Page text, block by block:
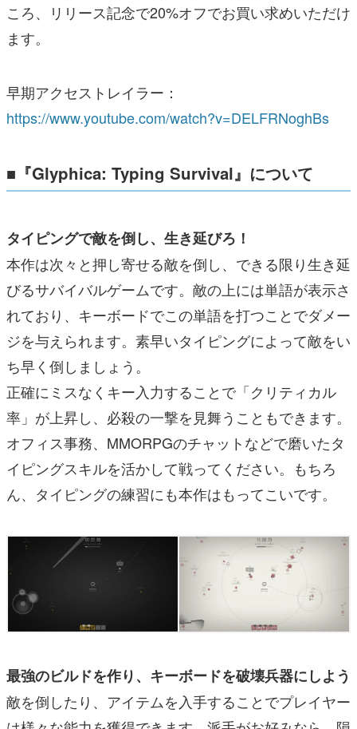
ころ、リリース記念で20%オフでお買い求めいただけ
ます。
早期アクセストレイラー：
https://www.youtube.com/watch?v=DELFRNoghBs
■『Glyphica: Typing Survival』について
タイピングで敵を倒し、生き延びろ！
本作は次々と押し寄せる敵を倒し、できる限り生き延
びるサバイバルゲームです。敵の上には単語が表示さ
れており、キーボードでこの単語を打つことでダメー
ジを与えられます。素早いタイピングによって敵をい
ち早く倒しましょう。
正確にミスなくキー入力することで「クリティカル
率」が上昇し、必殺の一撃を見舞うこともできます。
オフィス事務、MMORPGのチャットなどで磨いたタ
イピングスキルを活かして戦ってください。もちろ
ん、タイピングの練習にも本作はもってこいです。
最強のビルドを作り、キーボードを破壊兵器にしよう
敵を倒したり、アイテムを入手することでプレイヤー